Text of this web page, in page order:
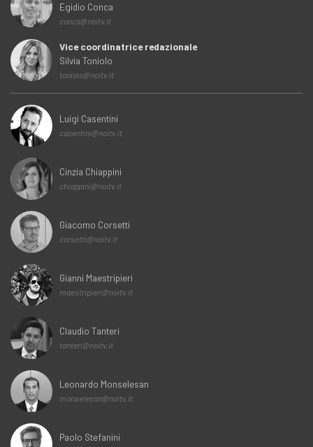
Egidio Conca
conca@noitv.it
Vice coordinatrice redazionale
Silvia Toniolo
toniolo@noitv.it
Luigi Casentini
casentini@noitv.it
Cinzia Chiappini
chiappini@noitv.it
Giacomo Corsetti
corsetti@noitv.it
Gianni Maestripieri
maestripieri@noitv.it
Claudio Tanteri
tanteri@noitv.it
Leonardo Monselesan
monselesan@noitv.it
Paolo Stefanini